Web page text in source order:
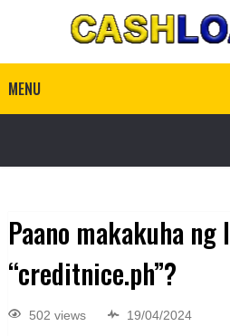
MENU
Paano makakuha
“creditnice.ph”?
502 views 19/04/2024